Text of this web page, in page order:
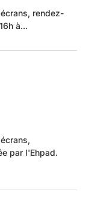
rendez-
à...
par l'Ehpad.